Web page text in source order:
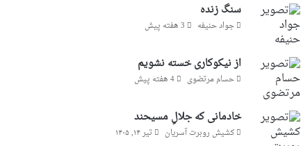
سنگ زنده
جواد حنیفه 3 هفته پیش
از نیکوکاری خسته نشویم
حسام مرتضوی 4 هفته پیش
خادمانی که جلالِ مسیحند
کشیش روبرت آسریان تیر ۱۴, ۱۴۰۵